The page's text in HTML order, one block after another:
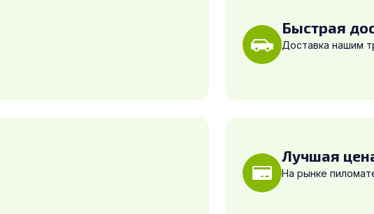
Быстрая
Доставка нашим
Лучшая
На рынке